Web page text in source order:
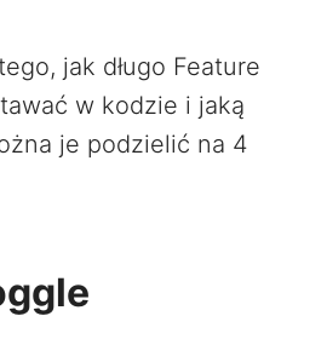
jak długo Feature
w kodzie i jaką
je podzielić na 4